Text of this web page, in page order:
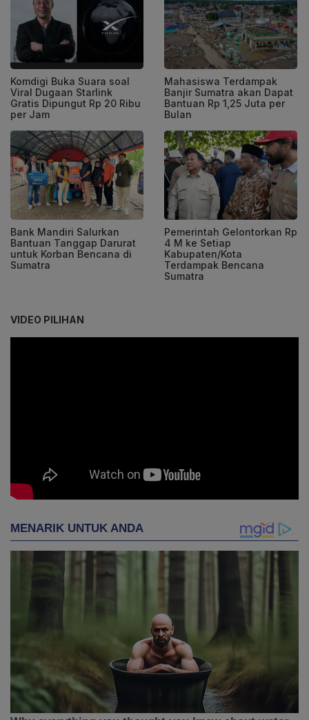
Komdigi Buka Suara soal
Viral Dugaan Starlink
Gratis Dipungut Rp 20 Ribu
per Jam
Mahasiswa Terdampak
Banjir Sumatra akan Dapat
Bantuan Rp 1,25 Juta per
Bulan
Bank Mandiri Salurkan
Bantuan Tanggap Darurat
untuk Korban Bencana di
Sumatra
Pemerintah Gelontorkan Rp
4 M ke Setiap
Kabupaten/Kota
Terdampak Bencana
Sumatra
VIDEO PILIHAN